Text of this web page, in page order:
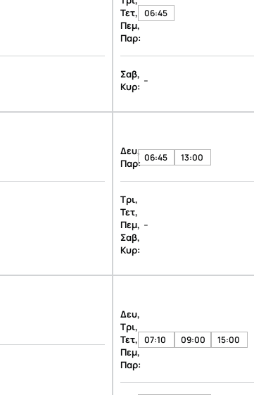
Τετ,
Πεμ,
Παρ:
06:45
Σαβ,
Κυρ: -
Δευ,
Παρ: 06:45 13:00
Τρι,
Τετ,
Πεμ,
Σαβ,
Κυρ:
-
Δευ,
Τρι,
Τετ,
Πεμ,
Παρ:
07:10 09:00 15:00